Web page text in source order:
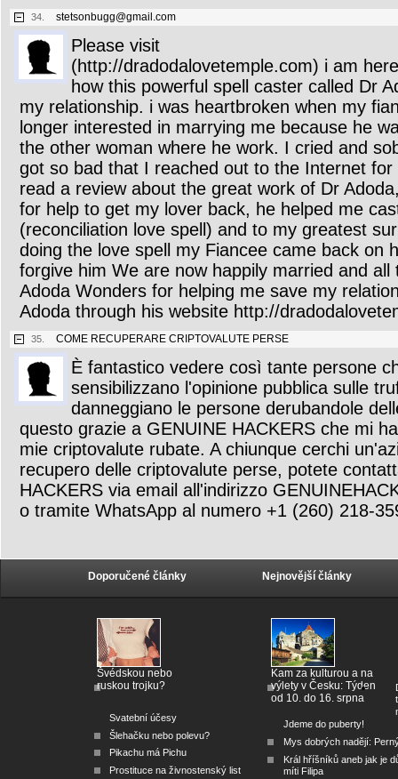
34. stetsonbugg@gmail.com
Please visit
(http://dradodalovetemple.com) i am
how this powerful spell caster called Dr
my relationship. i was heartbroken when my
longer interested in marrying me because he
the other woman where he work. I cried and
got so bad that I reached out to the Internet
read a review about the great work of Dr
for help to get my lover back, he helped me
(reconciliation love spell) and to my greatest
doing the love spell my Fiancee came back on
forgive him We are now happily married and all
Adoda Wonders for helping me save my
Adoda through his website http://
35. COME RECUPERARE CRIPTOVALUTE PERSE
È fantastico vedere così tante persone
sensibilizzano l'opinione pubblica sulle
danneggiano le persone derubandole
questo grazie a GENUINE HACKERS che mi
mie criptovalute rubate. A chiunque cerchi
recupero delle criptovalute perse, potete
HACKERS via email all'indirizzo
o tramite WhatsApp al numero +1 (260) 218-
Doporučené články
Švédskou nebo
ruskou trojku?
Svatební účesy
Šlehačku nebo polevu?
Pikachu má Pichu
Prostituce na živnostenský list
Nejnovější články
Kam za kulturou a na
výlety v Česku: Týden
od 10. do 16. srpna
Jdeme do puberty!
Mys dobrých nadějí:
Král hříšníků aneb jak je
míti Filipa